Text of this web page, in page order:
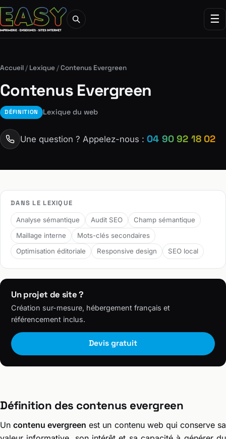
☰
Accueil / Lexique /Contenus Evergreen
Contenus Evergreen
DÉFINITION Lexique du web
Une question ? Appelez-nous : 04 90 92 18 02
Définition des contenus evergreen
Uncontenu evergreen est un contenu web qui conserve sa
DANS LE LEXIQUE
Analyse sémantique Audit SEO
Champ sémantique
Maillage interne
Mots-clés secondaires
Optimisation éditoriale
Responsive design SEO local
Un projet de site ?
Création sur-mesure, hébergement français et
référencement inclus.
Devis gratuit